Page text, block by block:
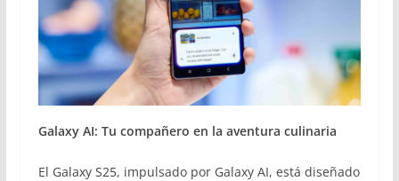
Galaxy AI: Tu compañero en la aventura culinaria
El Galaxy S25, impulsado por Galaxy AI, está diseñado